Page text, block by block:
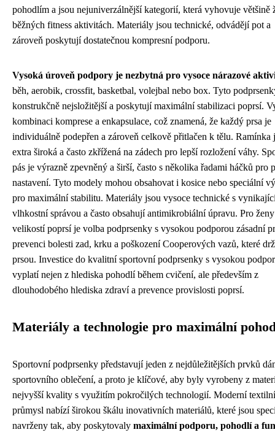
pohodlím a jsou nejuniverzálnější kategorií, která vyhovuje většině
běžných fitness aktivitách. Materiály jsou technické, odvádějí pot a
zároveň poskytují dostatečnou kompresní podporu.
Vysoká úroveň podpory je nezbytná pro vysoce nárazové
běh, aerobik, crossfit, basketbal, volejbal nebo box. Tyto
konstrukčně nejsložitější a poskytují maximální stabilizaci poprsí.
kombinaci komprese a enkapsulace, což znamená, že každý prsa je
individuálně podepřen a zároveň celkově přitlačen k tělu. Ramínka
extra široká a často zkřížená na zádech pro lepší rozložení váhy.
pás je výrazně zpevněný a širší, často s několika řadami háčků pro
nastavení. Tyto modely mohou obsahovat i kosice nebo speciální
pro maximální stabilitu. Materiály jsou vysoce technické s
vlhkostní správou a často obsahují antimikrobiální úpravu. Pro
velikostí poprsí je volba podprsenky s vysokou podporou zásadní
prevenci bolesti zad, krku a poškození Cooperových vazů, které
prsou. Investice do kvalitní sportovní podprsenky s vysokou
vyplatí nejen z hlediska pohodlí během cvičení, ale především z
dlouhodobého hlediska zdraví a prevence provislosti poprsí.
Materiály a technologie pro maximální
Sportovní podprsenky představují jeden z nejdůležitějších prvků
sportovního oblečení, a proto je klíčové, aby byly vyrobeny z
nejvyšší kvality s využitím pokročilých technologií. Moderní textilní
průmysl nabízí širokou škálu inovativních materiálů, které jsou
navrženy tak, aby poskytovaly maximální podporu, pohodlí a